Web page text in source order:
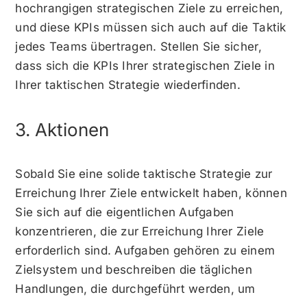
hochrangigen strategischen Ziele zu erreichen,
und diese KPIs müssen sich auch auf die Taktik
jedes Teams übertragen. Stellen Sie sicher,
dass sich die KPIs Ihrer strategischen Ziele in
Ihrer taktischen Strategie wiederfinden.
3. Aktionen
Sobald Sie eine solide taktische Strategie zur
Erreichung Ihrer Ziele entwickelt haben, können
Sie sich auf die eigentlichen Aufgaben
konzentrieren, die zur Erreichung Ihrer Ziele
erforderlich sind. Aufgaben gehören zu einem
Zielsystem und beschreiben die täglichen
Handlungen, die durchgeführt werden, um